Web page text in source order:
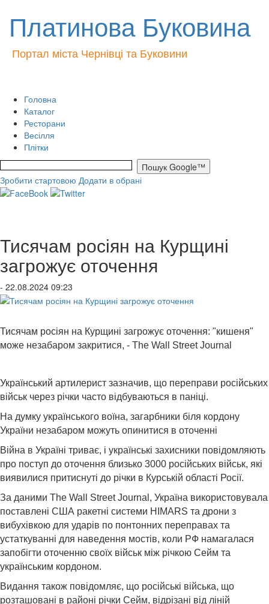
Платинова Буковина
Портал міста Чернівці та Буковини
Головна
Каталог
Ресторани
Весілля
Плітки
Зробити стартовою Додати в обрані
Тисячам росіян на Курщині
загрожує оточення
- 22.08.2024 09:23
Тисячам росіян на Курщині загрожує оточення: "кишеня"
може незабаром закритися, - The Wall Street Journal
Український артилерист зазначив, що переправи російських
військ через річки часто відбуваються в паніці.
На думку українського воїна, загарбники біля кордону
України незабаром можуть опинитися в оточенні
Війна в Україні триває, і українські захисники повідомляють
про поступ до оточення близько 3000 російських військ, які
виявилися притиснуті до річки в Курській області Росії.
За даними The Wall Street Journal, Україна використовувала
поставлені США ракетні системи HIMARS та дрони з
вибухівкою для ударів по понтонних переправах та
устаткуванні для наведення мостів, коли РФ намагалася
запобігти оточенню своїх військ між річкою Сейм та
українським кордоном.
Видання також повідомляє, що російські війська, що
розташовані в районі річки Сейм, відрізані від ліній